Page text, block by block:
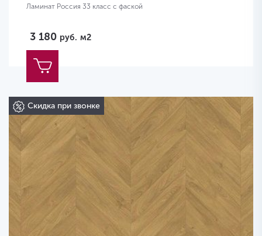
Ламинат Россия 33 класс с фаской
3 180 руб. м2
Скидка при звонке